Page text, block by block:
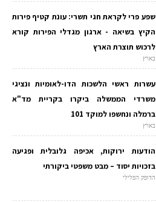
שפע פרי לקראת חגי תשרי: עונת קטיף פירות
הקיץ בשיאה - ארגון מגדלי הפירות קורא
לרכוש תוצרת הארץ
בארץ
עשרות ראשי הלשכות הדו-לאומיות ונציגי
משרדי הממשלה ביקרו בקריית מד"א
ברמלה ונחשפו למוקד 101
בארץ
הודעות ירוקות, אכיפה גלובלית ופגיעה
בזכויות יסוד – מבט משפטי ביקורתי
הדופק הפלילי